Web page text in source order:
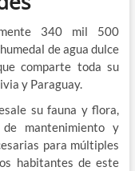
340 mil 500
de agua dulce
comparte toda su
y Paraguay.
su fauna y flora,
mantenimiento y
para múltiples
habitantes de este